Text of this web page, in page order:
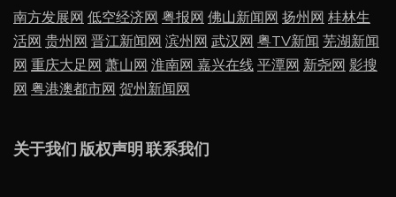
南方发展网 低空经济网 粤报网 佛山新闻网 扬州网 桂林生
活网 贵州网 晋江新闻网 滨州网 武汉网 粤TV新闻 芜湖新闻
网 重庆大足网 萧山网 淮南网 嘉兴在线 平潭网 新尧网 影搜
网 粤港澳都市网 贺州新闻网
关于我们 版权声明 联系我们